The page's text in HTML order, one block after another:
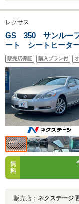
レクサス
GS 350 サンルー
ート シートヒータ
ーズコントロール
ッドコンビステアリ
販売店保証 購入プラン付
無
料
販売店： ネクステージ